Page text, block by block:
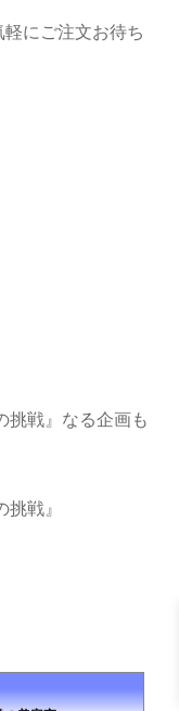
にご注文お待ち
挑戦』なる企画も
戦』